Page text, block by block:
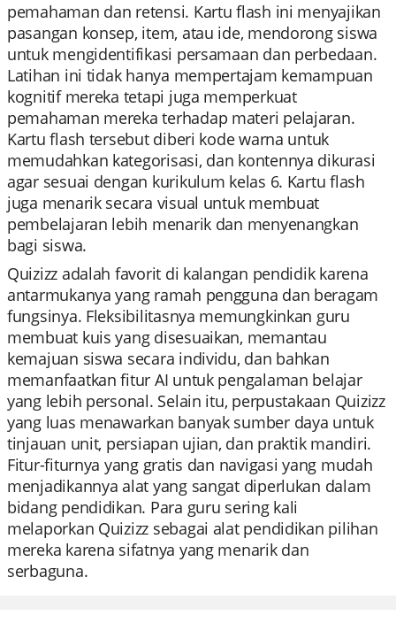
pemahaman dan retensi. Kartu flash ini menyajikan
pasangan konsep, item, atau ide, mendorong siswa
untuk mengidentifikasi persamaan dan perbedaan.
Latihan ini tidak hanya mempertajam kemampuan
kognitif mereka tetapi juga memperkuat
pemahaman mereka terhadap materi pelajaran.
Kartu flash tersebut diberi kode warna untuk
memudahkan kategorisasi, dan kontennya dikurasi
agar sesuai dengan kurikulum kelas 6. Kartu flash
juga menarik secara visual untuk membuat
pembelajaran lebih menarik dan menyenangkan
bagi siswa.
Quizizz adalah favorit di kalangan pendidik karena
antarmukanya yang ramah pengguna dan beragam
fungsinya. Fleksibilitasnya memungkinkan guru
membuat kuis yang disesuaikan, memantau
kemajuan siswa secara individu, dan bahkan
memanfaatkan fitur AI untuk pengalaman belajar
yang lebih personal. Selain itu, perpustakaan Quizizz
yang luas menawarkan banyak sumber daya untuk
tinjauan unit, persiapan ujian, dan praktik mandiri.
Fitur-fiturnya yang gratis dan navigasi yang mudah
menjadikannya alat yang sangat diperlukan dalam
bidang pendidikan. Para guru sering kali
melaporkan Quizizz sebagai alat pendidikan pilihan
mereka karena sifatnya yang menarik dan
serbaguna.